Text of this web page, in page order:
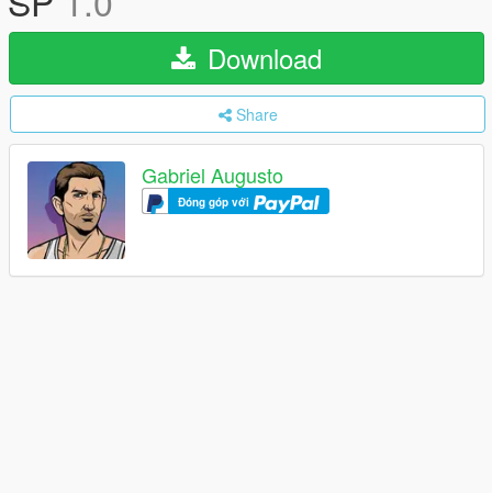
Download
Share
Gabriel Augusto
Đóng góp với